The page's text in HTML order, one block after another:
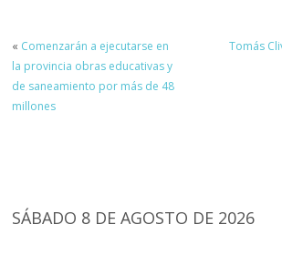
« Comenzarán a ejecutarse en
la provincia obras educativas y
de saneamiento por más de 48
millones
Tomás
SÁBADO 8 DE AGOSTO DE 2026